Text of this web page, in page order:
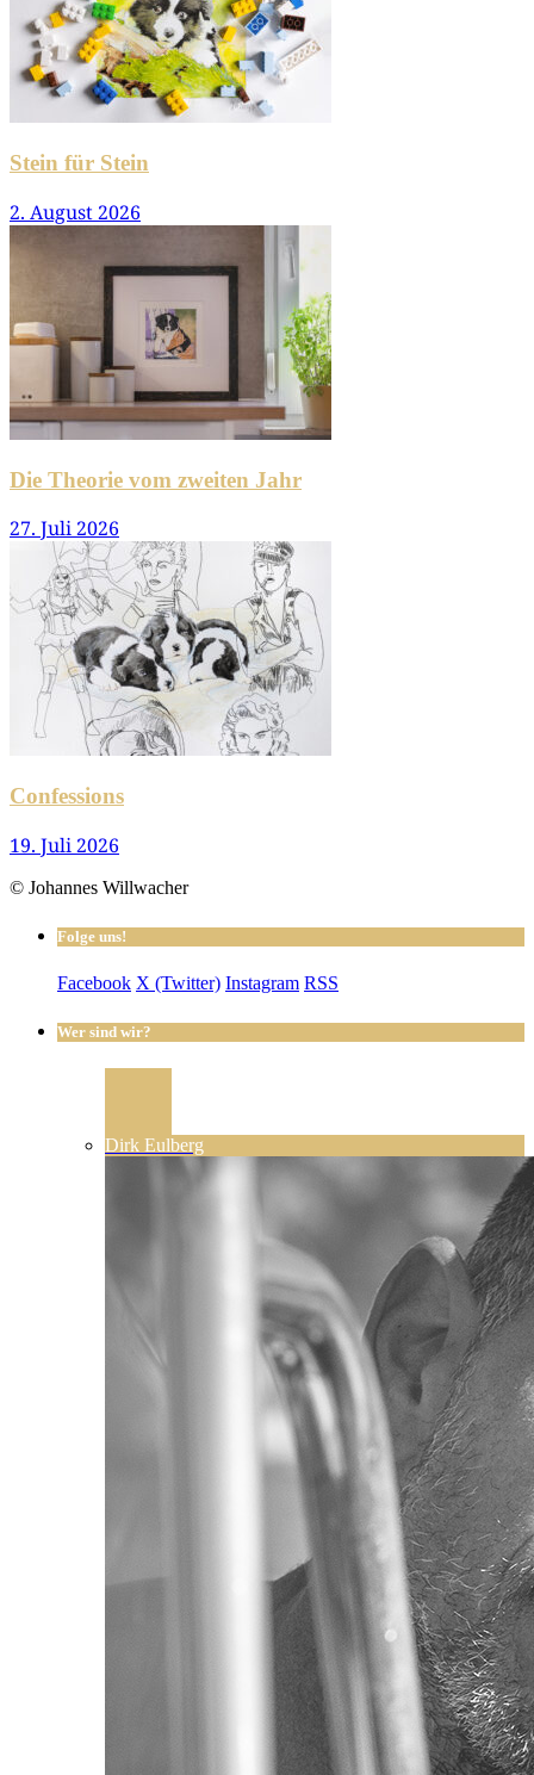
Stein für Stein
2. August 2026
Die Theorie vom zweiten Jahr
27. Juli 2026
Confessions
19. Juli 2026
© Johannes Willwacher
Folge uns!
Facebook X (Twitter) Instagram RSS
Wer sind wir?
Dirk Eulberg